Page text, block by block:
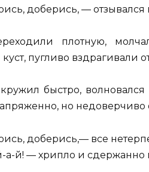
доберись, —
плотную,
пугливо вздрагивали
быстро,
но недоверчиво
доберись,— все
й! — хрипло и сдержанно